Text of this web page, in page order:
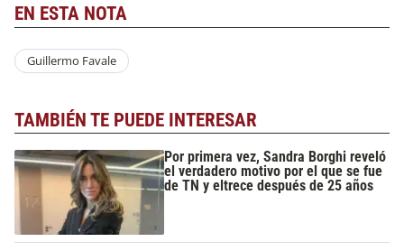
EN ESTA NOTA
Guillermo Favale
TAMBIÉN TE PUEDE INTERESAR
Por primera vez, Sandra Borghi reveló
el verdadero motivo por el que se fue
de TN y eltrece después de 25 años